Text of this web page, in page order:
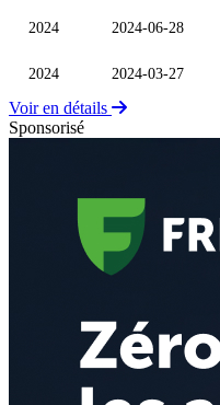
2024 2024-06-28
2024 2024-03-27
Voir en détails
Sponsorisé